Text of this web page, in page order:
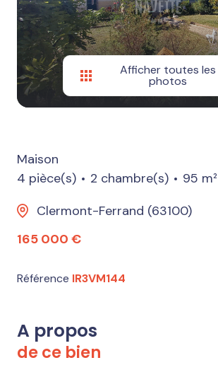
Afficher toutes les
photos
Maison
4 pièce(s)
2 chambre(s)
95 m²
Clermont-Ferrand (63100)
165 000 €
Référence IR3VM144
A propos
de ce bien